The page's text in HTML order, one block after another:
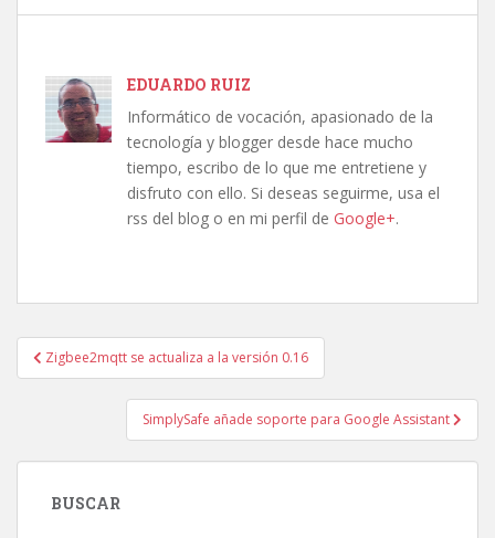
EDUARDO RUIZ
Informático de vocación, apasionado de la
tecnología y blogger desde hace mucho
tiempo, escribo de lo que me entretiene y
disfruto con ello. Si deseas seguirme, usa el
rss del blog o en mi perfil de Google+.
Navegación
de
entradas
Zigbee2mqtt se actualiza a la versión 0.16
SimplySafe añade soporte para Google Assistant
BUSCAR